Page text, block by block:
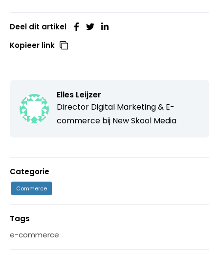
Deel dit artikel
Kopieer link
Elles Leijzer
Director Digital Marketing & E-
commerce bij New Skool Media
Categorie
Commerce
Tags
e-commerce